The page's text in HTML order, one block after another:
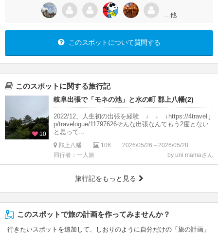
…他
このスポットについて質問する
このスポットに関する旅行記
10
岐阜出張で「モネの池」と水の町 郡上八幡(2)
2022/12、人生初の出張を経験 ↓ ↓ ↓https://4travel.j
p/travelogue/11797626そんな出張なんてもう2度とない
と思って...
郡上八幡 106
2026/05/26～2026/05/28
同行者：一人旅
by uni mamaさん
旅行記をもっと見る
このスポットで旅の計画を作ってみませんか？
行きたいスポットを追加して、しおりのように自分だけの「旅の計画」